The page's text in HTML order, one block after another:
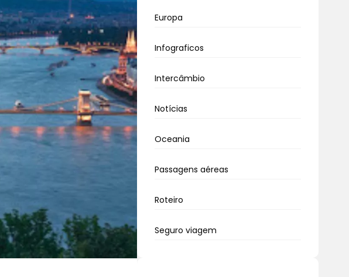
Europa
Infograficos
Intercâmbio
Notícias
Oceania
Passagens aéreas
Roteiro
Seguro viagem